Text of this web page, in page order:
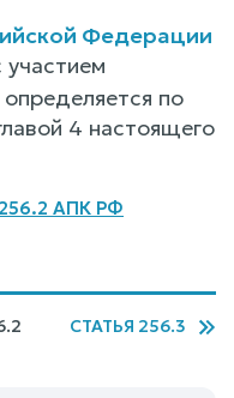
Федерации
по
4 настоящего
АПК РФ
СТАТЬЯ 256.3